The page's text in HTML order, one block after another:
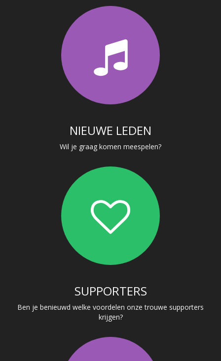
NIEUWE LEDEN
Wil je graag komen meespelen?
SUPPORTERS
Ben je benieuwd welke voordelen onze trouwe supporters
krijgen?